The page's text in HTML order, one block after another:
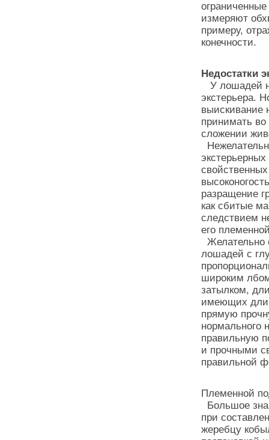
измеряют
примеру,
конечности.
Недостатки
У лошадей
экстерьера.
выискивание
принимать во
сложении
разращение
как сбитые
следствием
его
Желательно
лошадей с
широким
затылком,
имеющих
прямую
нормального
правильную
и прочными
правильной
Племенной
Большое
при
жеребцу